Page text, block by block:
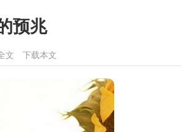
预兆
文 下载本文